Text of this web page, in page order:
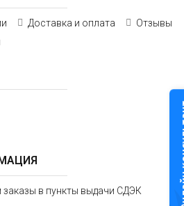
заказы в пункты выдачи СДЭК
Доставка и оплата
Отзывы